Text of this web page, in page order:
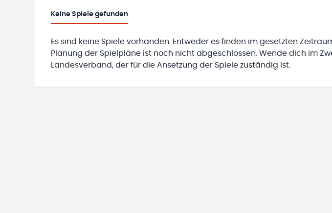
Keine Spiele gefunden
Es sind keine Spiele vorhanden. Entweder es finden im gesetzten
Planung der Spielpläne ist noch nicht abgeschlossen. Wende dich im
Landesverband, der für die Ansetzung der Spiele zuständig ist.